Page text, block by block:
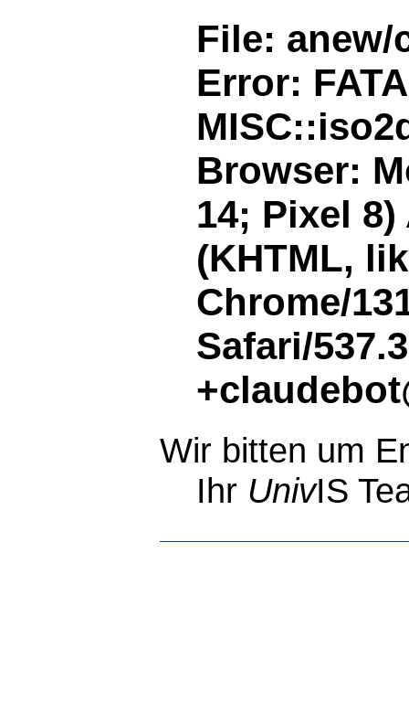
File: anew/
Error:
Browser:
14; Pixel
(KHTML,
Chrome/
Safari/
Wir bitten um
Ihr UnivIS